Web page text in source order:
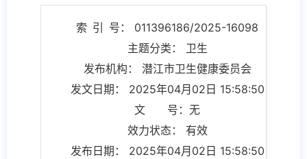
索 引 号： 011396186/2025-16098
主题分类： 卫生
发布机构： 潜江市卫生健康委员会
发文日期： 2025年04月02日 15:58:50
文 号：无
效力状态： 有效
发布日期： 2025年04月02日 15:58:50